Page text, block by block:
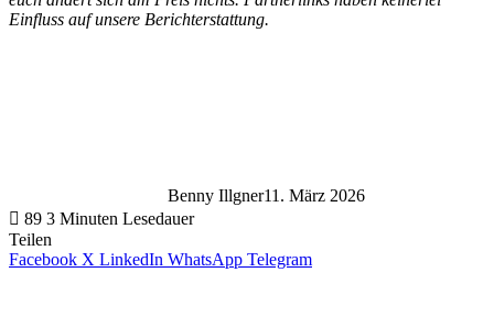
Einfluss auf unsere Berichterstattung.
Benny Illgner11. März 2026
89 3 Minuten Lesedauer
Teilen
Facebook X LinkedIn WhatsApp Telegram